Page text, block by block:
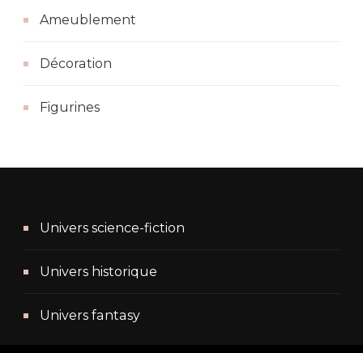
Ameublement
Décoration
Figurines
Univers science-fiction
Univers historique
Univers fantasy